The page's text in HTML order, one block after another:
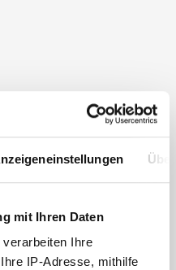
mit Ihren Daten
verarbeiten Ihre
IP-Adresse, mithilfe